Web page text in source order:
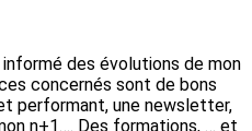
des évolutions de mon
concernés sont de bons
performant, une newsletter,
n+1…. Des formations, … et